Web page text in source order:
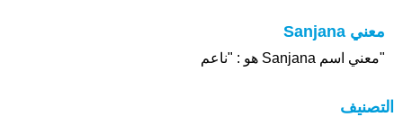
معني Sanjana
"معني اسم Sanjana هو : "ناعم
التصنيف